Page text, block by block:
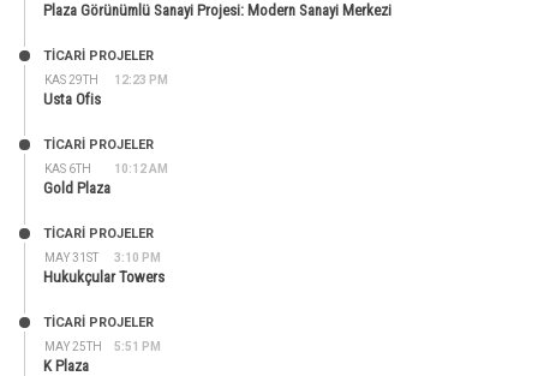
Plaza Görünümlü Sanayi Projesi: Modern Sanayi Merkezi
KAS 29TH 12:23 PM
TİCARİ PROJELER
Usta Ofis
KAS 6TH 10:12 AM
TİCARİ PROJELER
Gold Plaza
MAY 31ST 3:10 PM
TİCARİ PROJELER
Hukukçular Towers
MAY 25TH 5:51 PM
TİCARİ PROJELER
K Plaza